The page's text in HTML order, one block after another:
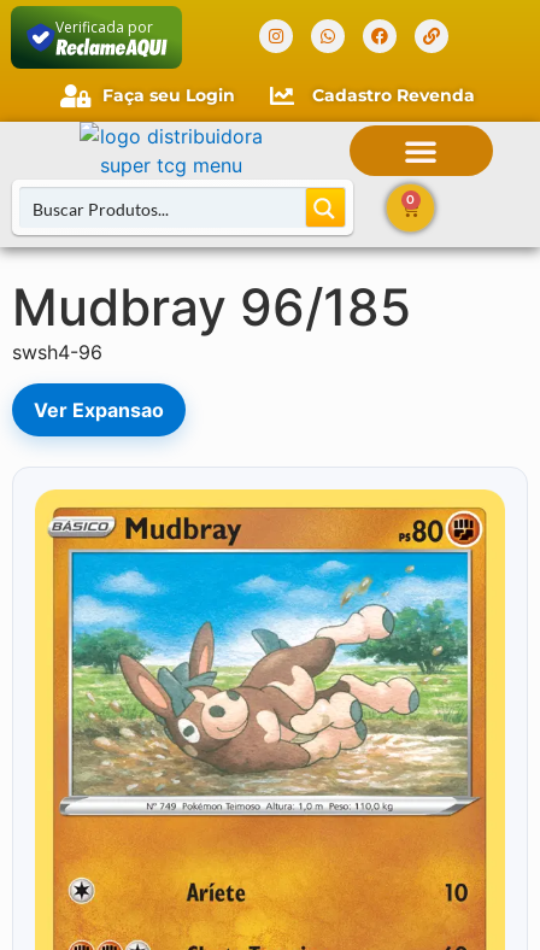
Verificada por
Faça seu Login Cadastro Revenda
0
Mudbray 96/185
swsh4-96
Ver Expansao